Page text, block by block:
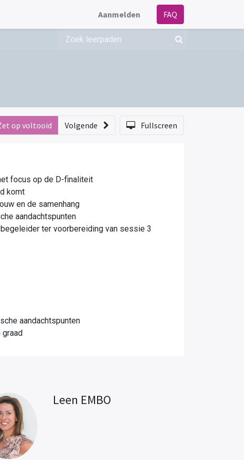
Aanmelden FAQ
op voltooid Volgende Fullscreen
focus op de D-finaliteit
komt
en de samenhang
aandachtspunten
ter voorbereiding van sessie 3
aandachtspunten
graad
Leen EMBO